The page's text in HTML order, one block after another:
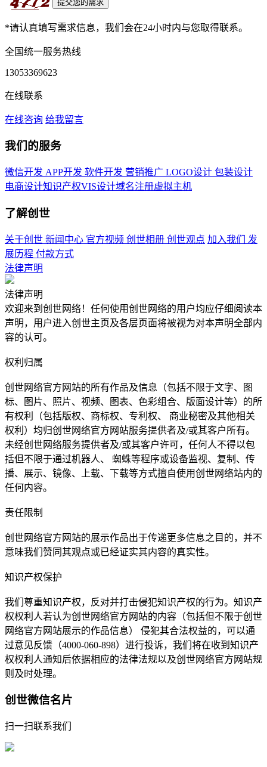
*请认真填写需求信息，我们会在24小时内与您取得联系。
全国统一服务热线
13053369623
在线联系
在线咨询 给我留言
我们的服务
微信开发 APP开发 软件开发 营销推广 LOGO设计 包装设计
电商设计知识产权VIS设计域名注册虚拟主机
了解创世
关于创世 新闻中心 官方视频 创世相册 创世观点 加入我们 发
展历程 付款方式
法律声明
法律声明
欢迎来到创世网络！任何使用创世网络的用户均应仔细阅读本
声明，用户进入创世主页及各层页面将被视为对本声明全部内
容的认可。
权利归属
创世网络官方网站的所有作品及信息（包括不限于文字、图
标、图片、照片、视频、图表、色彩组合、版面设计等）的所
有权利（包括版权、商标权、专利权、 商业秘密及其他相关
权利）均归创世网络官方网站服务提供者及/或其客户所有。
未经创世网络服务提供者及/或其客户许可，任何人不得以包
括但不限于通过机器人、 蜘蛛等程序或设备监视、复制、传
播、展示、镜像、上载、下载等方式擅自使用创世网络站内的
任何内容。
责任限制
创世网络官方网站的展示作品出于传递更多信息之目的，并不
意味我们赞同其观点或已经证实其内容的真实性。
知识产权保护
我们尊重知识产权，反对并打击侵犯知识产权的行为。知识产
权权利人若认为创世网络官方网站的内容（包括但不限于创世
网络官方网站展示的作品信息） 侵犯其合法权益的，可以通
过意见反馈（4000-060-898）进行投诉，我们将在收到知识产
权权利人通知后依据相应的法律法规以及创世网络官方网站规
则及时处理。
创世微信名片
扫一扫联系我们